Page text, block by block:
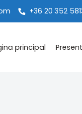
+36 20 352
principal